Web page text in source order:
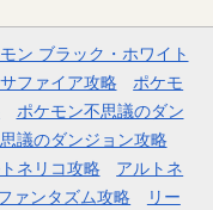
ン ブラック・ホワイト
ファイア攻略
ポケモ
ポケモン不思議のダン
議のダンジョン攻略
ネリコ攻略
アルトネ
ァンタズム攻略
リー